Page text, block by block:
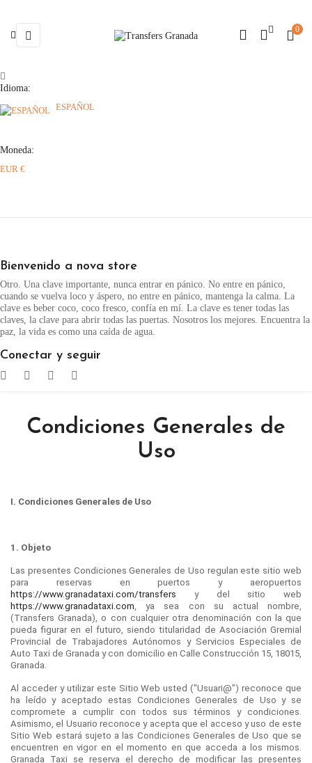
Navegación
de
☰ 0
Idioma:
ESPAÑOL
Moneda:
EUR €
Bienvenido a nova store
Otro. Una clave importante, nunca entrar en pánico. No entre en pánico,
cuando se vuelva loco y áspero, no entre en pánico, mantenga la calma. La
clave es beber coco, coco fresco, confía en mí. La clave es tener todas las
claves, la clave para abrir todas las puertas. Nosotros los mejores. Encuentra la
paz, la vida es como una caída de agua.
Conectar y seguir
Condiciones Generales de
Uso
I. Condiciones Generales de Uso
1. Objeto
Las presentes Condiciones Generales de Uso regulan este sitio web
para reservas en puertos y aeropuertos
https://www.granadataxi.com/transfers y del sitio web
https://www.granadataxi.com, ya sea con su actual nombre,
(Transfers Granada), o con cualquier otra denominación con la que
pueda figurar en el futuro, siendo titularidad de Asociación Gremial
Provincial de Trabajadores Autónomos y Servicios Especiales de
Auto Taxi de Granada y con domicilio en Calle Construcción 15, 18015,
Granada.
Al acceder y utilizar este Sitio Web usted ("Usuari@") reconoce que
ha leído y aceptado estas Condiciones Generales de Uso y se
compromete a cumplir con todos sus términos y condiciones.
Asimismo, el Usuario reconoce y acepta que el acceso y uso de este
Sitio Web estará sujeto a las Condiciones Generales de Uso que se
encuentren en vigor en el momento en que acceda a los mismos.
Granada Taxi se reserva el derecho de modificar las presentes